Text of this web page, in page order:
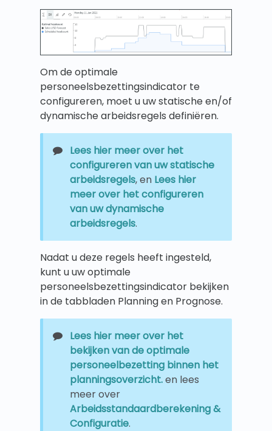
Om de optimale
personeelsbezettingsindicator te
configureren, moet u uw statische en/of
dynamische arbeidsregels definiëren.
Lees hier meer over het
configureren van uw statische
arbeidsregels, en Lees hier
meer over het configureren
van uw dynamische
arbeidsregels.
Nadat u deze regels heeft ingesteld,
kunt u uw optimale
personeelsbezettingsindicator bekijken
in de tabbladen Planning en Prognose.
Lees hier meer over het
bekijken van de optimale
personeelbezetting binnen het
planningsoverzicht.en lees
meer over
Arbeidsstandaardberekening &
Configuratie.